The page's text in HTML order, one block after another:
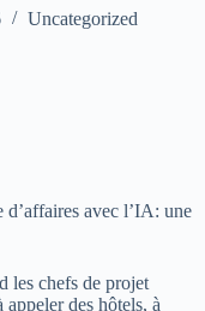
Uncategorized
avec l’IA: une
les chefs de projet
appeler des hôtels, à